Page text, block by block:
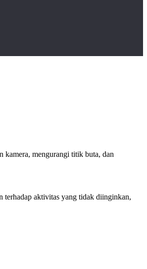
kamera, mengurangi titik buta, dan
terhadap aktivitas yang tidak diinginkan,